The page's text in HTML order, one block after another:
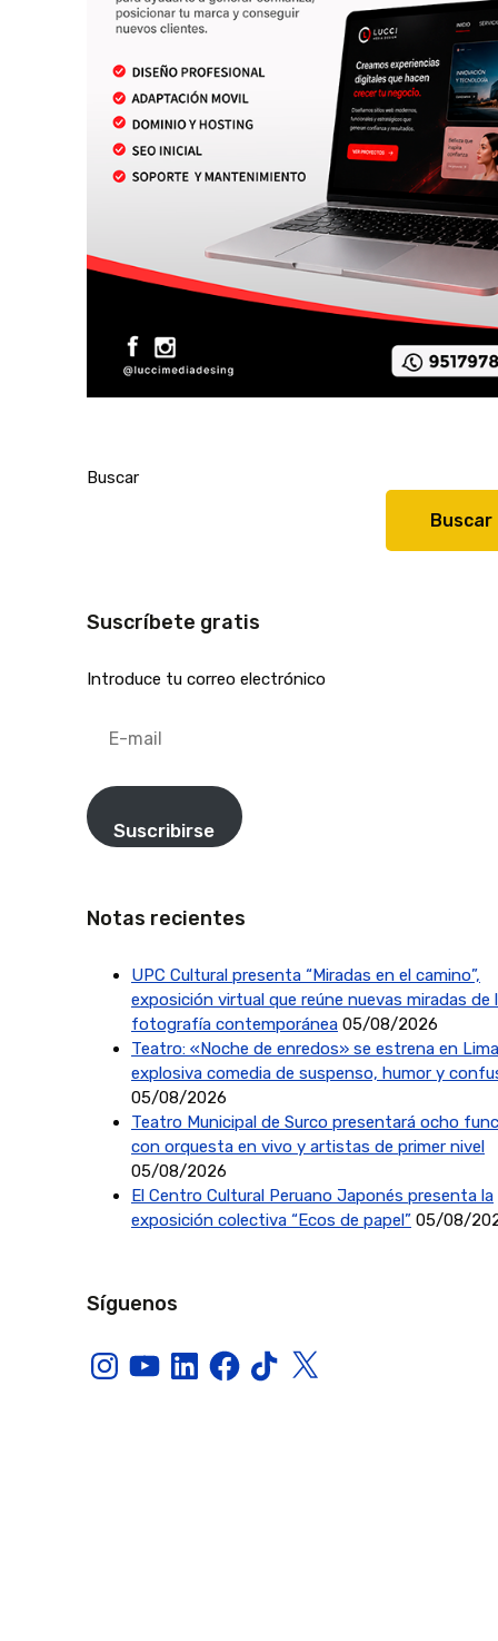
Buscar
Buscar
Suscríbete gratis
Introduce tu correo electrónico
mail
Suscribirse
Notas recientes
UPC Cultural presenta “Miradas en el camino”,
exposición virtual que reúne nuevas miradas de
fotografía contemporánea 05/08/2026
Teatro: «Noche de enredos» se estrena en
explosiva comedia de suspenso, humor y
05/08/2026
Teatro Municipal de Surco presentará ocho
con orquesta en vivo y artistas de primer nivel
05/08/2026
El Centro Cultural Peruano Japonés presenta la
exposición colectiva “Ecos de papel” 05/08/
Síguenos
InstagramYouTubeLinkedInFacebook
TikTokX